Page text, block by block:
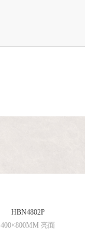
HBN4802P
400×800MM 亮面